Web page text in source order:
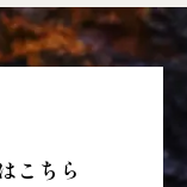
こちら